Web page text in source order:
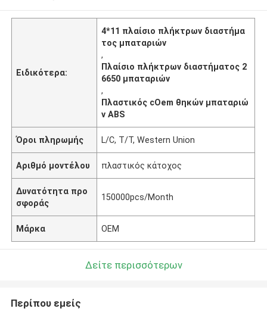
Ειδικότερα:
4*11 πλαίσιο πλήκτρων διαστήμα
τος μπαταριών
,
Πλαίσιο πλήκτρων διαστήματος 2
6650 μπαταριών
,
Πλαστικός cOem θηκών μπαταριώ
ν ABS
Όροι πληρωμής L/C, T/T, Western Union
Αριθμό μοντέλου πλαστικός κάτοχος
Δυνατότητα προ
σφοράς
150000pcs/Month
Μάρκα OEM
Δείτε περισσότερων
Περίπου εμείς